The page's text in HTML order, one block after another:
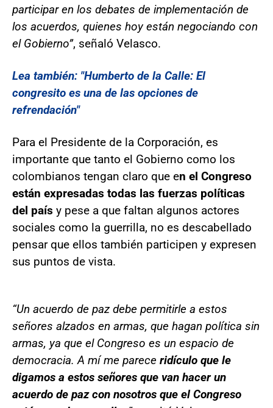
participar en los debates de implementación de
los acuerdos, quienes hoy están negociando con
el Gobierno”, señaló Velasco.
Lea también: "Humberto de la Calle: El
congresito es una de las opciones de
refrendación"
Para el Presidente de la Corporación, es
importante que tanto el Gobierno como los
colombianos tengan claro que en el Congreso
están expresadas todas las fuerzas políticas
del país y pese a que faltan algunos actores
sociales como la guerrilla, no es descabellado
pensar que ellos también participen y expresen
sus puntos de vista.
“Un acuerdo de paz debe permitirle a estos
señores alzados en armas, que hagan política sin
armas, ya que el Congreso es un espacio de
democracia. A mí me parece ridículo que le
digamos a estos señores que van hacer un
acuerdo de paz con nosotros que el Congreso